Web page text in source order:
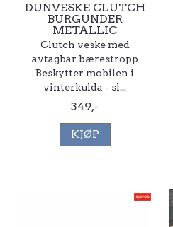
DUNVESKE CLUTCH
BURGUNDER
METALLIC
Clutch veske med
avtagbar bærestropp
Beskytter mobilen i
vinterkulda - sl...
349,-
KJØP